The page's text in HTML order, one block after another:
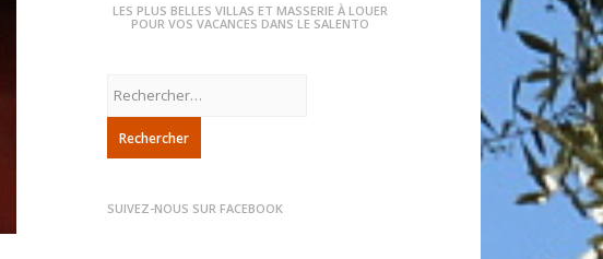
LES PLUS BELLES VILLAS ET MASSERIE À LOUER
POUR VOS VACANCES DANS LE SALENTO
SUIVEZ-NOUS SUR FACEBOOK